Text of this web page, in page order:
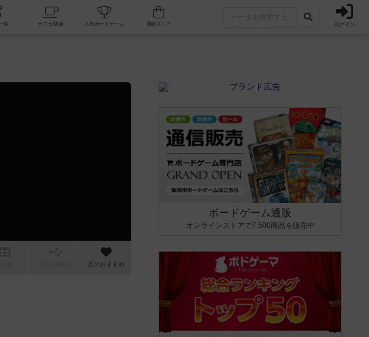
掲示板一覧 カフェ/店舗 人気ボードゲーム ログイン
次のおすすめ
ボードゲーム通販
オンラインストアで7,500商品を販売中